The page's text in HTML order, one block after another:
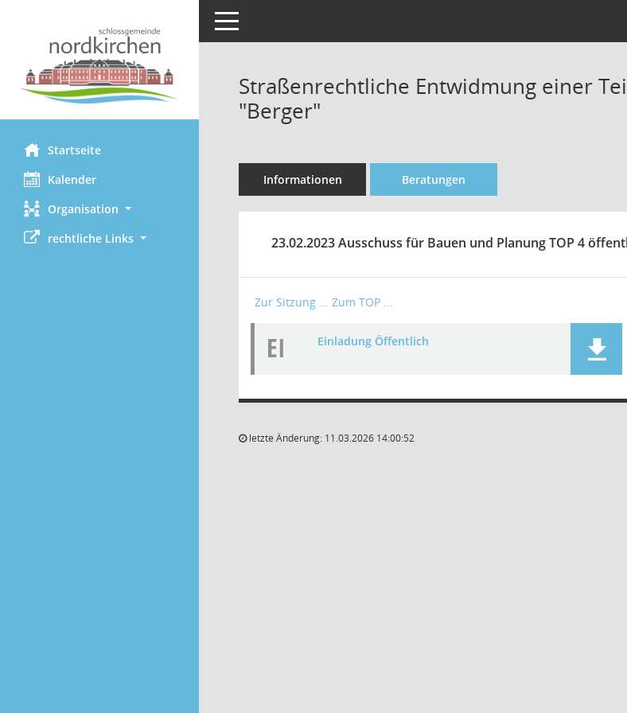
Startseite
Kalender
Organisation
rechtliche Links
Toggle navigation
Straßenrechtliche Entwidmung einer
"Berger"
Informationen Beratungen
23.02.2023 Ausschuss für Bauen und Planung TOP 4
Zur Sitzung ... Zum TOP ...
EI Einladung Öffentlich
letzte Änderung: 11.03.2026 14:00:52